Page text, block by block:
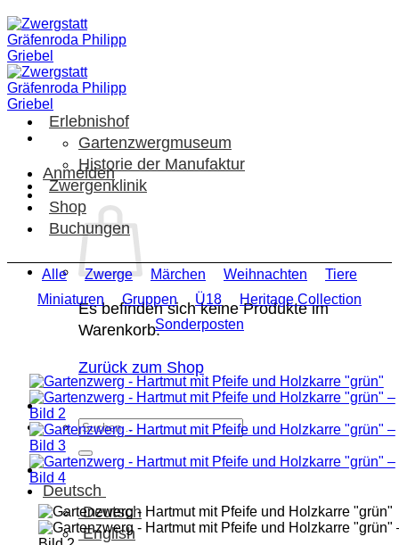
Zum
Inhalt
springen
Anmelden
Es befinden sich keine Produkte im
Warenkorb.
Zurück zum Shop
Suchen
nach:
Deutsch
Deutsch
English
Erlebnishof
Gartenzwergmuseum
Historie der Manufaktur
Zwergenklinik
Shop
Buchungen
Alle Zwerge Märchen Weihnachten
Tiere
Miniaturen
Gruppen Ü18
Heritage Collection
Sonderposten